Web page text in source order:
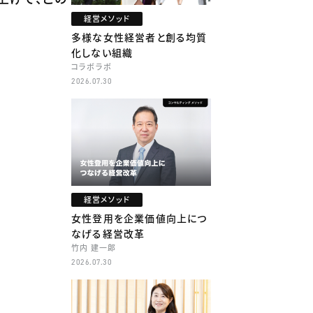
経営メソッド
多様な女性経営者と創る均質
化しない組織
コラボラボ
2026.07.30
経営メソッド
女性登用を企業価値向上につ
なげる経営改革
竹内 建一郎
2026.07.30